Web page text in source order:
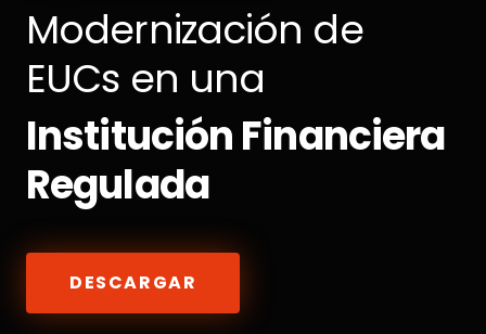
Modernización de
EUCs en una
Institución Financiera
Regulada
DESCARGAR